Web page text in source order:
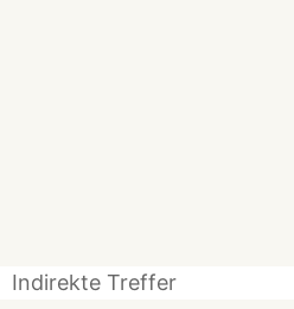
Indirekte Treffer